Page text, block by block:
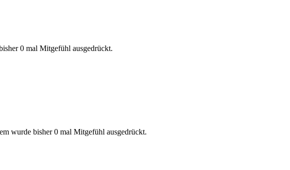
0 mal Mitgefühl ausgedrückt.
wurde bisher 0 mal Mitgefühl ausgedrückt.